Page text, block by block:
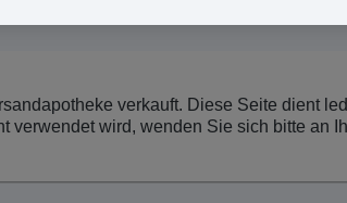
verkauft. Diese Seite dient
verwendet wird, wenden Sie sich bitte an